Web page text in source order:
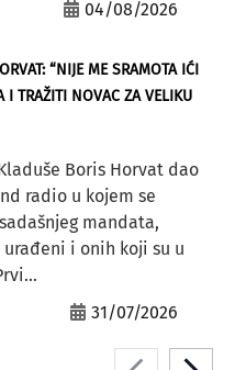
04/08/2026
“NIJE ME SRAMOTA IĆI
I TRAŽITI NOVAC ZA VELIKU
Boris Horvat dao
radio u kojem se
mandata,
i onih koji su u
31/07/2026